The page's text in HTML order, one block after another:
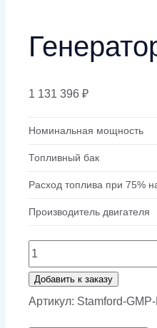
1 131 396 ₽
Номинальная мощность
Топливный бак
Расход топлива при 75%
Производитель двигателя
Количество
товара
Генератор
Добавить к заказу
Артикул: Stamford-